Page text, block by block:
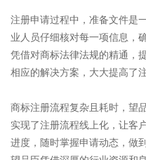
注册申请过程中，准备文件是
业人员仔细核对每一项信息，
凭借对商标法律法规的精通，
相应的解决方案，大大提高了
商标注册流程复杂且耗时，望
实现了注册流程线上化，让客
进度，随时掌握申请动态，做